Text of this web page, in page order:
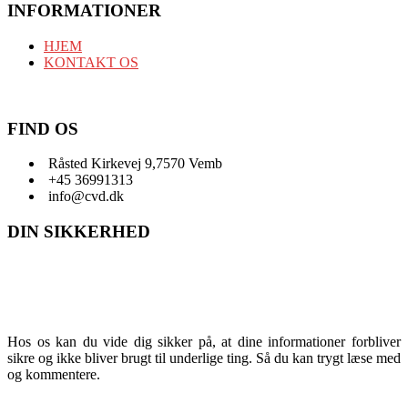
INFORMATIONER
HJEM
KONTAKT OS
FIND OS
Råsted Kirkevej 9,7570 Vemb
+45 36991313
info@cvd.dk
DIN SIKKERHED
Hos os kan du vide dig sikker på, at dine informationer forbliver
sikre og ikke bliver brugt til underlige ting. Så du kan trygt læse med
og kommentere.